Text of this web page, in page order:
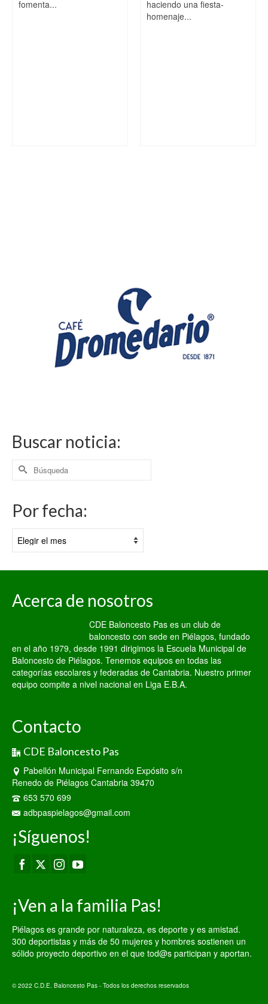
fomenta...
haciendo una fiesta-
homenaje...
Buscar noticia:
Buscar
por:
Por fecha:
fecha:
Acerca de nosotros
CDE Baloncesto Pas es un club de
baloncesto con sede en Piélagos, fundado
en el año 1979, desde 1991 dirigimos la Escuela Municipal de
Baloncesto de Piélagos. Tenemos equipos en todas las
categorías escolares y federadas de Cantabria. Nuestro primer
equipo compite a nivel nacional en Liga E.B.A.
Contacto
CDE Baloncesto Pas
Pabellón Municipal Fernando Expósito s/n
Renedo de Piélagos Cantabria 39470
653 570 699
adbpaspielagos@gmail.com
¡Síguenos!
¡Ven a la familia Pas!
Piélagos es grande por naturaleza, es deporte y es amistad.
300 deportistas y más de 50 mujeres y hombres sostienen un
sólido proyecto deportivo en el que tod@s participan y aportan.
© 2022 C.D.E. Baloncesto Pas - Todos los derechos reservados